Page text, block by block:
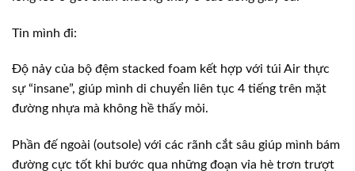
Tin mình đi:
Độ nảy của bộ đệm stacked foam kết hợp với túi Air thực
sự “insane”, giúp mình di chuyển liên tục 4 tiếng trên mặt
đường nhựa mà không hề thấy mỏi.
Phần đế ngoài (outsole) với các rãnh cắt sâu giúp mình bám
đường cực tốt khi bước qua những đoạn vỉa hè trơn trượt